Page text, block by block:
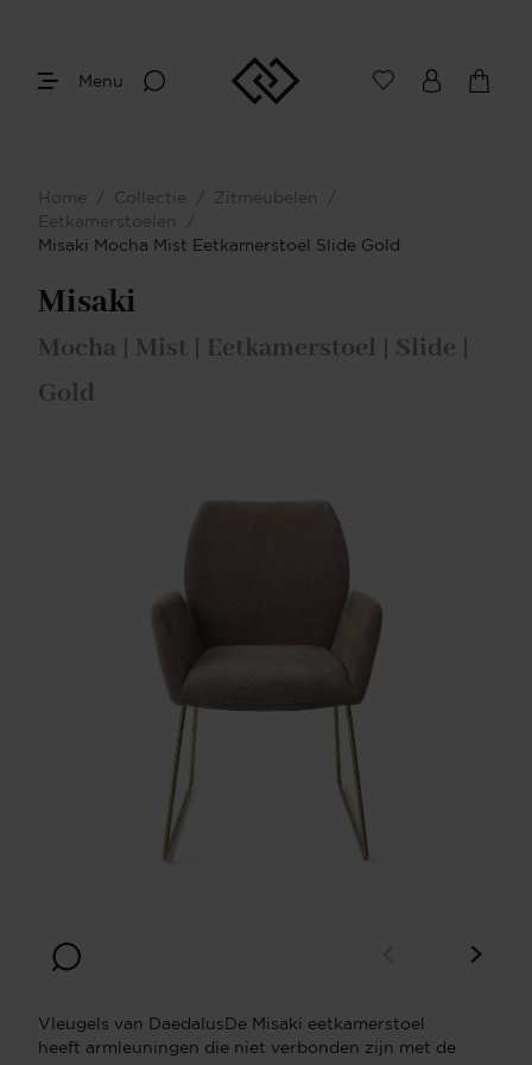
Menu
Home / Collectie / Zitmeubelen
/
Eetkamerstoelen
/
Misaki Mocha Mist Eetkamerstoel Slide Gold
Misaki
Mocha | Mist | Eetkamerstoel | Slide |
Gold
Vleugels van DaedalusDe Misaki eetkamerstoel
heeft armleuningen die niet verbonden zijn met de